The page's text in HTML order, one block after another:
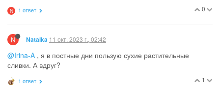
0
N 1 ответ
N Natalka 11 окт. 2023 г., 02:42
@Irina-A , я в постные дни пользую сухие растительные
сливки. А вдруг?
1
1 ответ